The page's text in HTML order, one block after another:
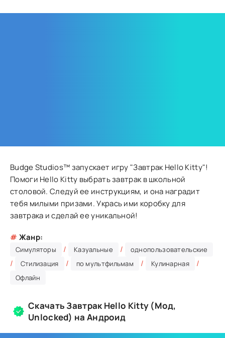
Budge Studios™ запускает игру "Завтрак Hello Kitty"!
Помоги Hello Kitty выбрать завтрак в школьной
столовой. Следуй ее инструкциям, и она наградит
тебя милыми призами. Укрась ими коробку для
завтрака и сделай ее уникальной!
# Жанр:
Симуляторы / Казуальные / однопользовательские
/ Стилизация / по мультфильмам / Кулинарная /
Офлайн
Скачать Завтрак Hello Kitty (Мод,
Unlocked) на Андроид